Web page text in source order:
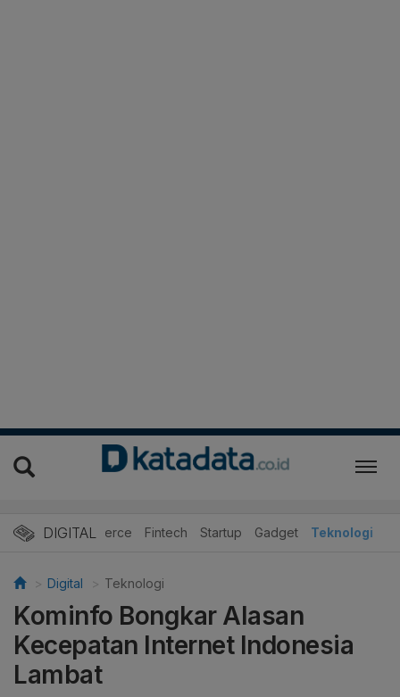
DIGITAL
E-Commerce Fintech Startup Gadget Teknologi
Digital Teknologi
Kominfo Bongkar Alasan
Kecepatan Internet Indonesia
Lambat